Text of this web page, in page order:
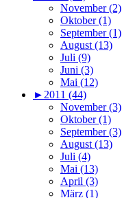
November (2)
Oktober (1)
September (1)
August (13)
Juli (9)
Juni (3)
Mai (12)
► 2011 (44)
November (3)
Oktober (1)
September (3)
August (13)
Juli (4)
Mai (13)
April (3)
März (1)